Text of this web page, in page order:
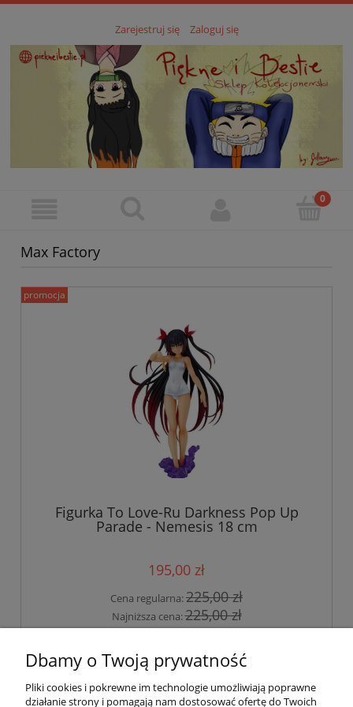
Zarejestruj się Zaloguj się
Max Factory
Figurka To Love-Ru Darkness Pop Up
Parade - Nemesis 18 cm
195,00 zł
Cena regularna:225,00 zł
Najniższa cena:225,00 zł
promocja
Dbamy o Twoją prywatność
Pliki cookies i pokrewne im technologie umożliwiają poprawne
działanie strony i pomagają nam dostosować ofertę do Twoich